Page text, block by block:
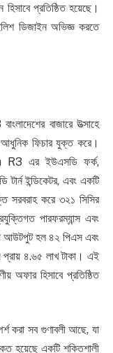
প্রতিষ্ঠিত হয়েছে।
ডিজাইন অভিজ্ঞ করতে
বাজারে উত্সাহে
আধুনিক ফিচার যুক্ত করে।
R3 এর ইউএসডি ফর্ক,
ইন্ডিকেটর, এবং একটি
সরবরাহ করে ৩২১ সিসির
পারফরম্যান্স এবং
আউটপুট হল ৪২ পিএস এবং
৪.৬৫ লাখ টাকা। এই
অফার হিসাবে প্রতিষ্ঠিত
করা সব গুণাবলী আছে, যা
হয়েছে একটি শক্তিশালী